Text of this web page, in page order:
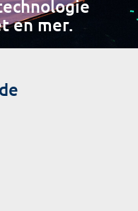
en mer.